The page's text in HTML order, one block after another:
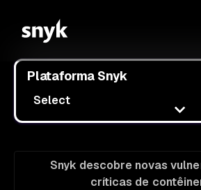
Plataforma Snyk
Select
Snyk descobre novas
críticas de